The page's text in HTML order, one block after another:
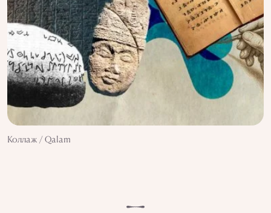
Коллаж / Qalam